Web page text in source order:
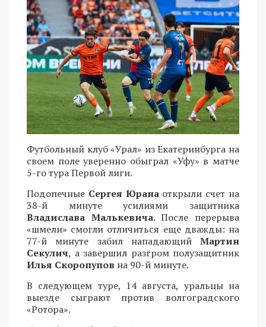
Футбольный клуб «Урал» из Екатеринбурга на
своем поле уверенно обыграл «Уфу» в матче
5-го тура Первой лиги.
Подопечные Сергея Юрана открыли счет на
38-й минуте усилиями защитника
Владислава Малькевича. После перерыва
«шмели» смогли отличиться еще дважды: на
77-й минуте забил нападающий Мартин
Секулич, а завершил разгром полузащитник
Илья Скоропупов на 90-й минуте.
В следующем туре, 14 августа, уральцы на
выезде сыграют против волгоградского
«Ротора».